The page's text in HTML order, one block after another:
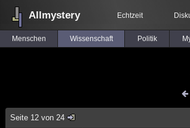
Allmystery Echtzeit
Menschen Wissenschaft Politik
Seite 12 von 24